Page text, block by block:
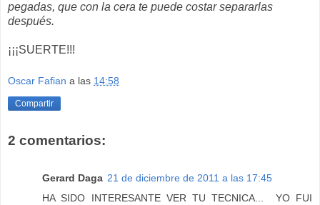
pegadas, que con la cera te puede costar separarlas
después.
¡¡¡SUERTE!!!
Oscar Fafian a las 14:58
Compartir
2 comentarios:
Gerard Daga 21 de diciembre de 2011 a las 17:45
HA SIDO INTERESANTE VER TU TECNICA... YO FUI